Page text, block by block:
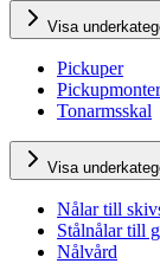
Visa
Pickuper
Tonarmsskal
Visa
Nålar till
Stålnålar till
Nålvård